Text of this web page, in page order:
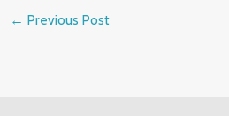
← Previous Post